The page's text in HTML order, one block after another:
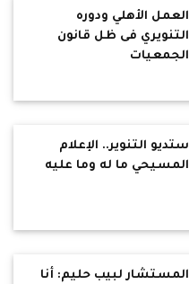
العمل الأهلي ودوره
التنويري فى ظل قانون
الجمعيات
ستديو التنوير.. الإعلام
المسيحي ما له وما عليه
المستشار لبيب حليم: أنا